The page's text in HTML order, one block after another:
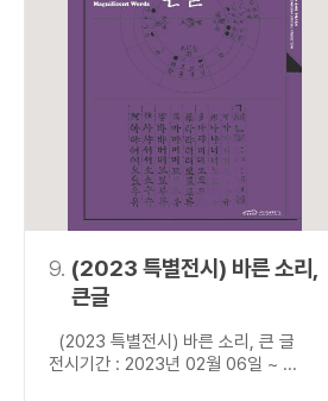
9. (2023 특별전시) 바른 소리,
큰글
(2023 특별전시) 바른 소리, 큰 글
전시기간 : 2023년 02월 06일 ~ ...